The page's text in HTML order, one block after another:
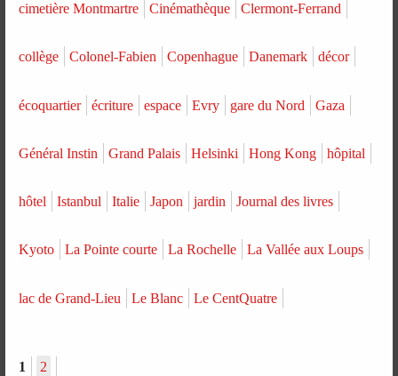
cimetière Montmartre Cinémathèque Clermont-Ferrand
collège Colonel-Fabien Copenhague Danemark décor
écoquartier écriture espace Evry gare du Nord Gaza
Général Instin Grand Palais Helsinki Hong Kong hôpital
hôtel Istanbul Italie Japon jardin Journal des livres
Kyoto La Pointe courte La Rochelle La Vallée aux Loups
lac de Grand-Lieu Le Blanc Le CentQuatre
1 2